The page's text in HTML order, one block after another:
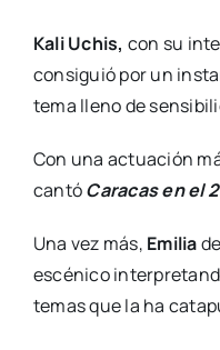
Kali Uchis, con su
consiguió por un
tema lleno de
Con una actuación
cantóCaracas en el
Una vez más, Emilia
escénico
temas que la ha